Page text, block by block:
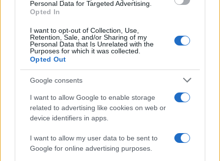
Personal Data for Targeted Advertising.
Opted In
I want to opt-out of Collection, Use,
Retention, Sale, and/or Sharing of my
Personal Data that Is Unrelated with the
Purposes for which it was collected.
Opted Out
Google consents
I want to allow Google to enable storage
related to advertising like cookies on web or
device identifiers in apps.
I want to allow my user data to be sent to
Google for online advertising purposes.
Se infatti Azione, Italia Viva, +Europa, Verdi,
Sinistra, Pd e M5S non sono riusciti ad unirsi
neppure sottoil fumosissimo manifesto
dell’Amaca di
, che diceva tutto e
boh, più Europa ma non quella del ReArm Ue,
allora è evidente anche ai polli che sarebbe folle
elettorale compiuto. Sarete anche “tantissimi”, ma
totalmente inutili.